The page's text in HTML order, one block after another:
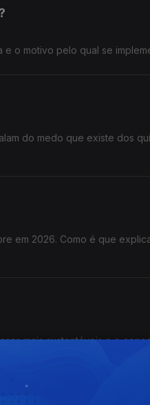
o motivo pelo qual se
do medo que existe dos
em 2026. Como é que
mais sustentáveis e o
de verão